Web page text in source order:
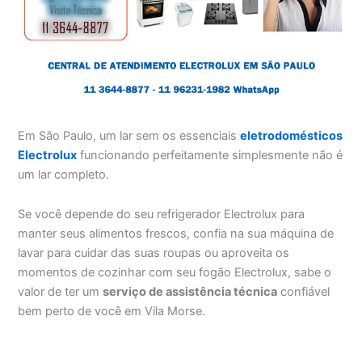
Em São Paulo, um lar sem os essenciaiseletrodomésticos
Electrolux funcionando perfeitamente simplesmente não é
um lar completo.
Se você depende do seu refrigerador Electrolux para
manter seus alimentos frescos, confia na sua máquina de
lavar para cuidar das suas roupas ou aproveita os
momentos de cozinhar com seu fogão Electrolux, sabe o
valor de ter umserviço de assistência técnica confiável
bem perto de você em Vila Morse.